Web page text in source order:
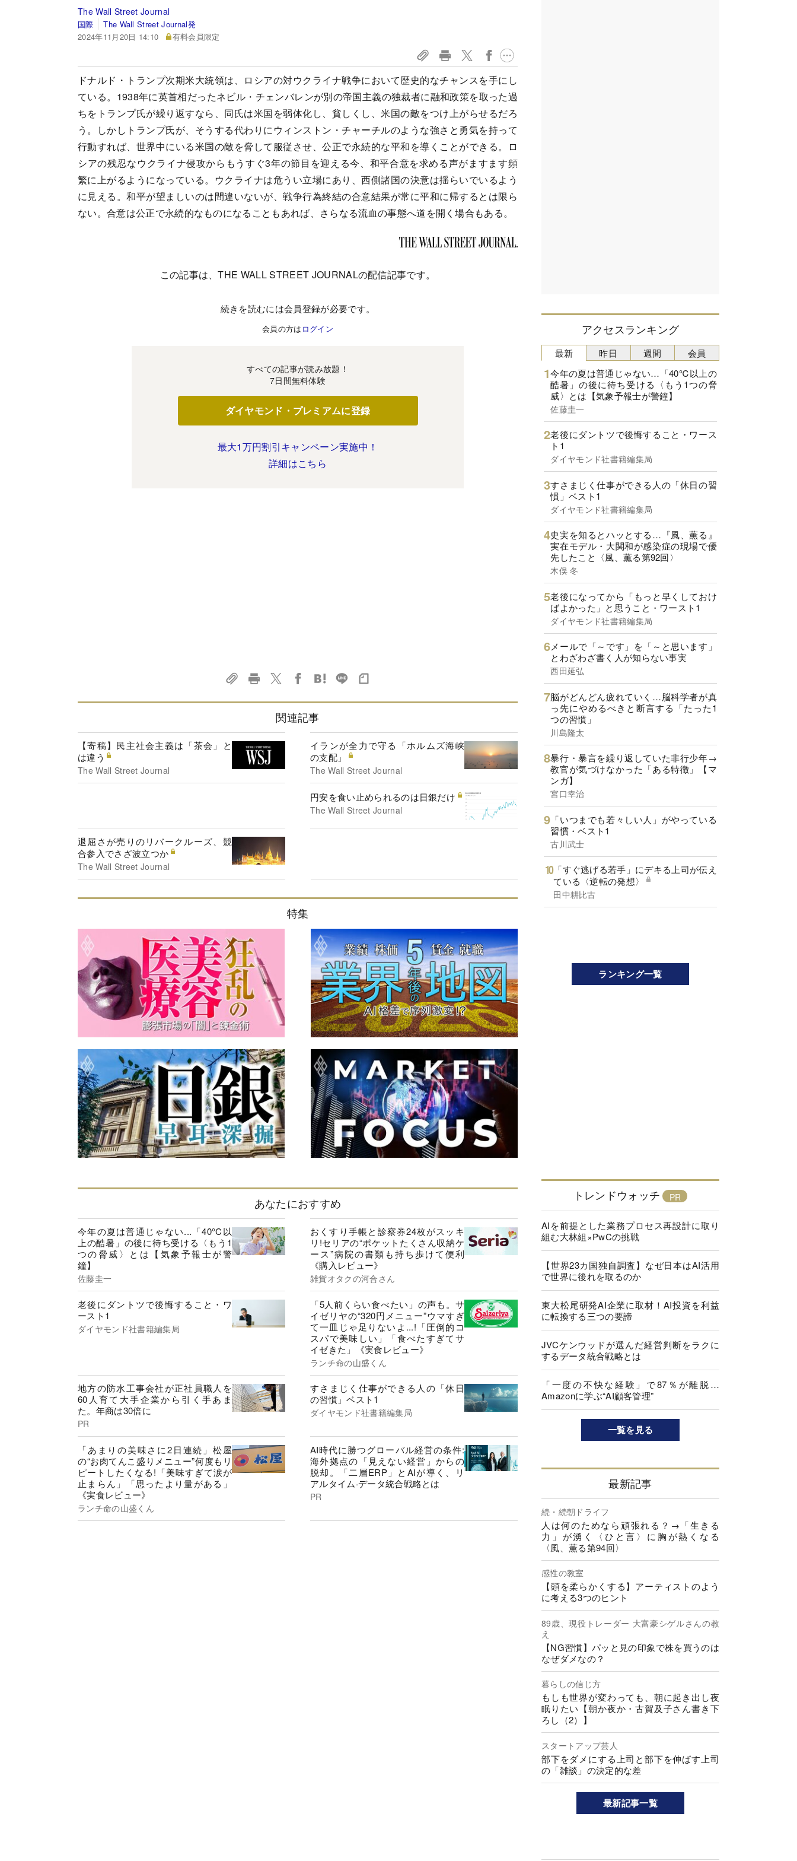
The Wall Street Journal
国際
The Wall Street Journal発
2024年11月20日 14:10
有料会員限定
ドナルド・トランプ次期米大統領は、ロシアの対ウクライナ戦争において歴史的なチャンスを手にし
ている。1938年に英首相だったネビル・チェンバレンが別の帝国主義の独裁者に融和政策を取った過
ちをトランプ氏が繰り返すなら、同氏は米国を弱体化し、貧しくし、米国の敵をつけ上がらせるだろ
う。しかしトランプ氏が、そうする代わりにウィンストン・チャーチルのような強さと勇気を持って
行動すれば、世界中にいる米国の敵を脅して服従させ、公正で永続的な平和を導くことができる。ロ
シアの残忍なウクライナ侵攻からもうすぐ3年の節目を迎える今、和平合意を求める声がますます頻
繁に上がるようになっている。ウクライナは危うい立場にあり、西側諸国の決意は揺らいでいるよう
に見える。和平が望ましいのは間違いないが、戦争行為終結の合意結果が常に平和に帰するとは限ら
ない。合意は公正で永続的なものになることもあれば、さらなる流血の事態へ道を開く場合もある。
この記事は、THE WALL STREET JOURNALの配信記事です。
続きを読むには会員登録が必要です。
会員の方は ログイン
すべての記事が読み放題！
7日間無料体験
ダイヤモンド・プレミアムに登録
最大1万円割引キャンペーン実施中！
詳細はこちら
関連記事
【寄稿】民主社会主義は「茶会」と
は違う
The Wall Street Journal
イランが全力で守る「ホルムズ海峡
の支配」
The Wall Street Journal
円安を食い止められるのは日銀だけ
The Wall Street Journal
退屈さが売りのリバークルーズ、競
合参入でさざ波立つか
The Wall Street Journal
特集
あなたにおすすめ
今年の夏は普通じゃない...「40°C以
上の酷暑」の後に待ち受ける〈もう1
つの脅威〉とは【気象予報士が警
鐘】
佐藤圭一
おくすり手帳と診察券24枚がスッキ
リ!セリアの“ポケットたくさん収納ケ
ース”病院の書類も持ち歩けて便利
《購入レビュー》
雑貨オタクの河合さん
老後にダントツで後悔すること・ワ
ースト1
ダイヤモンド社書籍編集局
「5人前くらい食べたい」の声も。サ
イゼリヤの“320円メニュー”ウマすぎ
て一皿じゃ足りないよ...!「圧倒的コ
スパで美味しい」「食べたすぎてサ
イゼきた」《実食レビュー》
ランチ命の山盛くん
地方の防水工事会社が正社員職人を
60人育て大手企業から引く手あま
た。年商は30倍に
PR
すさまじく仕事ができる人の「休日
の習慣」ベスト1
ダイヤモンド社書籍編集局
「あまりの美味さに2日連続」松屋
の“お肉てんこ盛りメニュー”何度もリ
ピートしたくなる!「美味すぎて涙が
止まらん」「思ったより量がある」
《実食レビュー》
ランチ命の山盛くん
AI時代に勝つグローバル経営の条件:
海外拠点の「見えない経営」からの
脱却。「二層ERP」とAIが導く、リ
アルタイム·データ統合戦略とは
PR
アクセスランキング
最新
今年の夏は普通じゃない…「40℃以上の
酷暑」の後に待ち受ける〈もう1つの脅
威〉とは【気象予報士が警鐘】
佐藤圭一
老後にダントツで後悔すること・ワース
ト1
ダイヤモンド社書籍編集局
すさまじく仕事ができる人の「休日の習
慣」ベスト1
ダイヤモンド社書籍編集局
史実を知るとハッとする…『風、薫る』
実在モデル・大関和が感染症の現場で優
先したこと〈風、薫る第92回〉
木俣 冬
老後になってから「もっと早くしておけ
ばよかった」と思うこと・ワースト1
ダイヤモンド社書籍編集局
メールで「～です」を「～と思います」
とわざわざ書く人が知らない事実
西田延弘
脳がどんどん疲れていく…脳科学者が真
っ先にやめるべきと断言する「たった1
つの習慣」
川島隆太
暴行・暴言を繰り返していた非行少年→
教官が気づけなかった「ある特徴」【マ
ンガ】
宮口幸治
「いつまでも若々しい人」がやっている
習慣・ベスト1
古川武士
「すぐ逃げる若手」にデキる上司が伝え
ている〈逆転の発想〉
田中耕比古
昨日 週間 会員
ランキング一覧
トレンドウォッチ
AIを前提とした業務プロセス再設計に取り
組む大林組×PwCの挑戦
【世界23カ国独自調査】なぜ日本はAI活用
で世界に後れを取るのか
東大松尾研発AI企業に取材！AI投資を利益
に転換する三つの要諦
JVCケンウッドが選んだ経営判断をラクに
するデータ統合戦略とは
「一度の不快な経験」で87％が離脱…
Amazonに学ぶ“AI顧客管理”
一覧を見る
最新記事
続・続朝ドライフ
人は何のためなら頑張れる？→「生きる
力」が湧く〈ひと言〉に胸が熱くなる
〈風、薫る第94回〉
感性の教室
【頭を柔らかくする】アーティストのよう
に考える3つのヒント
89歳、現役トレーダー 大富豪シゲルさんの教
え
【NG習慣】パッと見の印象で株を買うのは
なぜダメなの？
暮らしの信じ方
もしも世界が変わっても、朝に起き出し夜
眠りたい【朝か夜か・古賀及子さん書き下
ろし（2）】
スタートアップ芸人
部下をダメにする上司と部下を伸ばす上司
の「雑談」の決定的な差
最新記事一覧